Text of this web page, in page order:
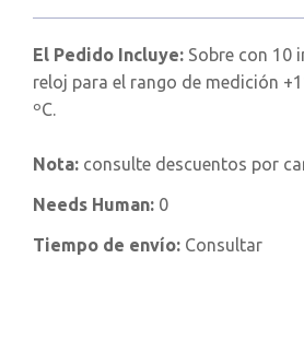
El Pedido Incluye: Sobre con 10
reloj para el rango de medición
ºC.
Nota: consulte descuentos por
Needs Human: 0
Tiempo de envío: Consultar